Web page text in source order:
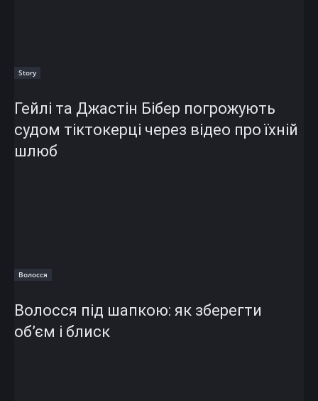
Story
Гейлі та Джастін Бібер погрожують
судом тіктокерці через відео про їхній
шлюб
Волосся
Волосся під шапкою: як зберегти
об’єм і блиск